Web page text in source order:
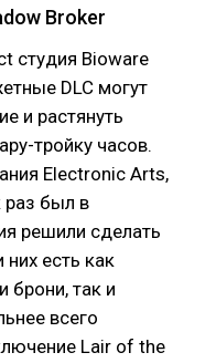
Broker
студия Bioware
DLC могут
и растянуть
тройку часов.
Electronic Arts,
раз был в
решили сделать
есть как
брони, так и
всего
Lair of the